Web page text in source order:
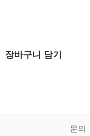
장바구니 담기
문의